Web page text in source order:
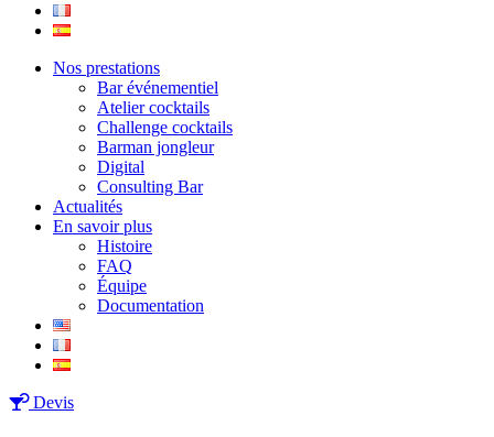
Nos prestations
Bar événementiel
Atelier cocktails
Challenge cocktails
Barman jongleur
Digital
Consulting Bar
Actualités
En savoir plus
Histoire
FAQ
Équipe
Documentation
Devis